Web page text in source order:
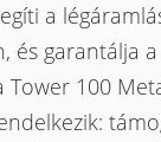
a
és garantálja
Tower 100